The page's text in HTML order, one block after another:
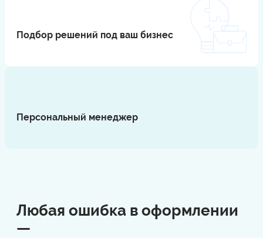
Подбор решений под ваш бизнес
Персональный менеджер
Любая ошибка в оформлении
—